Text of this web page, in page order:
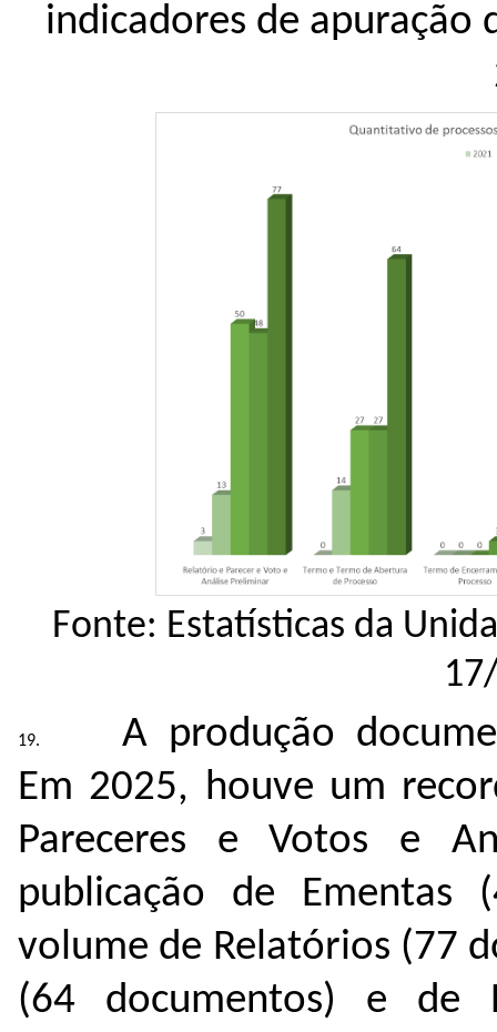
indicadores de apuração
Fonte: Estatísticas da
A produção
Em 2025, houve um
Pareceres e Votos e
publicação de Ementas
volume de Relatórios (77
(64 documentos) e de